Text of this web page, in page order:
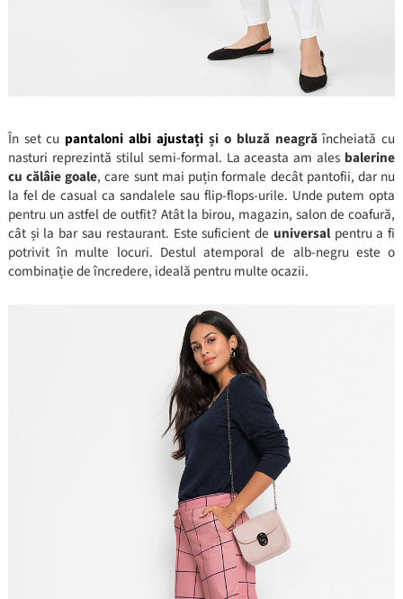
În set cu pantaloni albi ajustați și o bluză neagrăîncheiată cu
nasturi reprezintă stilul semi-formal. La aceasta am ales balerine
cu călâie goale, care sunt mai puțin formale decât pantofii, dar nu
la fel de casual ca sandalele sau flip-flops-urile. Unde putem opta
pentru un astfel de outfit? Atât la birou, magazin, salon de coafură,
cât și la bar sau restaurant. Este suficient de universalpentru a fi
potrivit în multe locuri. Destul atemporal de alb-negru este o
combinație de încredere, ideală pentru multe ocazii.